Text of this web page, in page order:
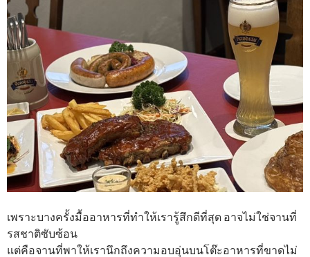
เพราะบางครั้งมื้ออาหารที่ทำให้เรารู้สึกดีที่สุด อาจไม่ใช่จานที่
รสชาติซับซ้อน
แต่คือจานที่พาให้เรานึกถึงความอบอุ่นบนโต๊ะอาหารที่ขาดไม่